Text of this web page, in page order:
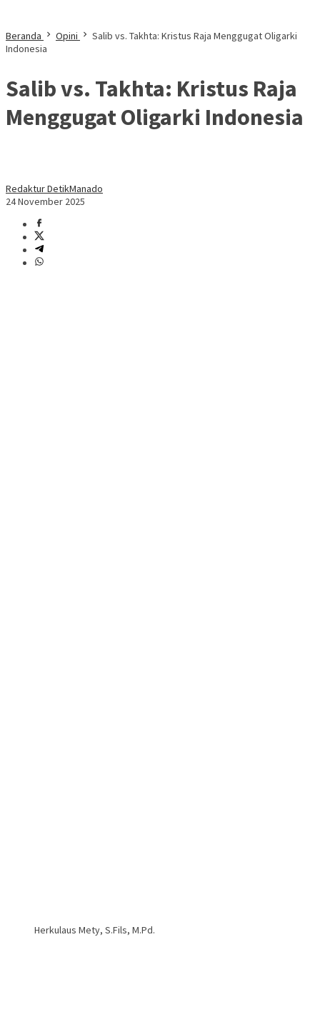
Beranda Opini
Salib vs. Takhta: Kristus Raja Menggugat Oligarki
Indonesia
Salib vs. Takhta: Kristus Raja
Menggugat Oligarki Indonesia
Redaktur DetikManado
24 November 2025
Herkulaus Mety, S.Fils, M.Pd.